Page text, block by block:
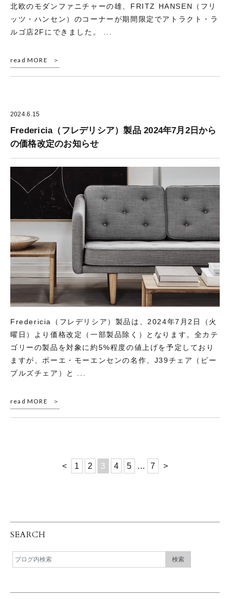
北欧のモダンファニチャーの雄、FRITZ HANSEN（フリ
ッツ・ハンセン）のコーナーが期間限定でアトラクト・ラ
ルゴ店2Fにできました。 ...
read MORE
2024.6.15
Fredericia（フレデリシア）製品 2024年7月2日から
の価格改定のお知らせ
Fredericia（フレデリシア）製品は、2024年7月2日（火
曜日）より価格改定（一部製品除く）となります。全カテ
ゴリーの製品を対象に約5%程度の値上げを予定しており
ますが、ボーエ・モーエンセンの名作、J39チェア（ピー
プルズチェア）と ...
read MORE
< 1 2 3 4 5 … 7 >
SEARCH